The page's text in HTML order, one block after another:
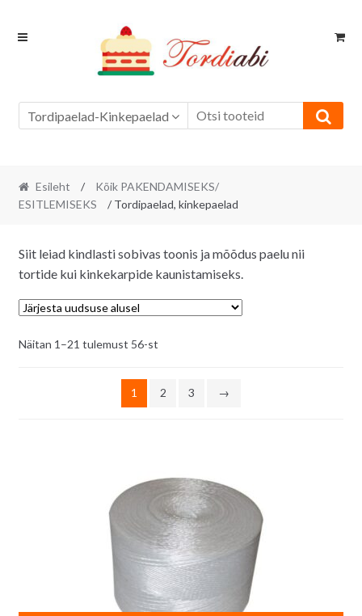
Skip
Skip
Tordipaelad-Kinkepaelad
Esileht /
Kõik PAKENDAMISEKS/
ESITLEMISEKS
/ Tordipaelad, kinkepaelad
Siit leiad kindlasti sobivas toonis ja mõõdus paelu nii
tortide kui kinkekarpide kaunistamiseks.
Näitan 1–21 tulemust 56-stSorditud
1
2 3 →